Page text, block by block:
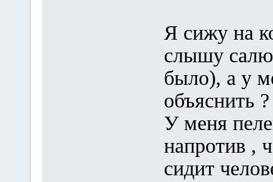
Я сижу на
слышу
было), а у
объяснить ?
У меня
напротив ,
сидит